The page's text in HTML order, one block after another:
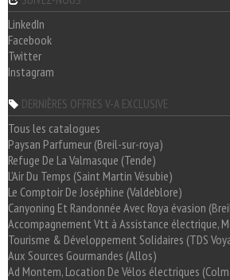
LinkedIn
Facebook
Twitter
Instagram
DERNIÈRES OFFRES V-A EXCLUSIVE
Tous les catalogues
Paysan Parfumeur (Breil-sur-roya)
Refuge De La Valmasque (Tende)
L'Air Du Temps (Saint Martin Vésubie)
Le Comptoir De Joséphine (Valdeblore)
Canyoning Et Randonnée Avec Roya évasion
Accompagnement Vtt à Assistance électrique,
Tourisme & Développement Solidaires (TDS
Aux Sources Gourmandes (Allos)
Ad Montem, Location De Vélos électriques